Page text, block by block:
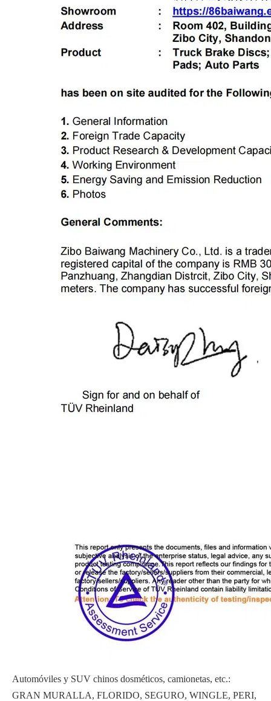
Automóviles y SUV chinos dosméticos, camionetas, etc.:
GRAN MURALLA, FLORIDO, SEGURO, WINGLE, PERI,